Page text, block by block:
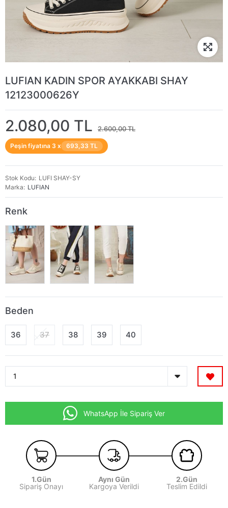
LUFIAN KADIN SPOR AYAKKABI SHAY
12123000626Y
2.080,00 TL 2.600,00 TL
Peşin fiyatına 3 x 693,33 TL
Stok Kodu
LUFI SHAY-SY
Marka
LUFIAN
Renk
Beden
36 37 38 39 40
WhatsApp İle Sipariş Ver
1.Gün
Sipariş Onayı
Aynı Gün
Kargoya Verildi
2.Gün
Teslim Edildi